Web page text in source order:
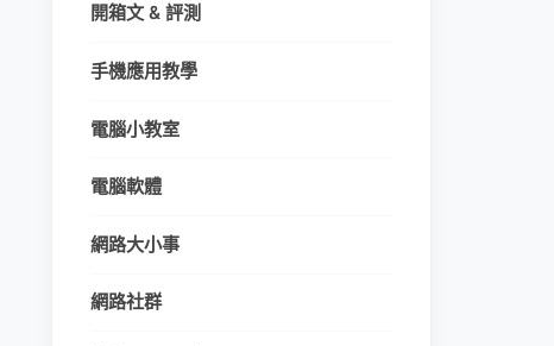
開箱文 & 評測
手機應用教學
電腦小教室
電腦軟體
網路大小事
網路社群